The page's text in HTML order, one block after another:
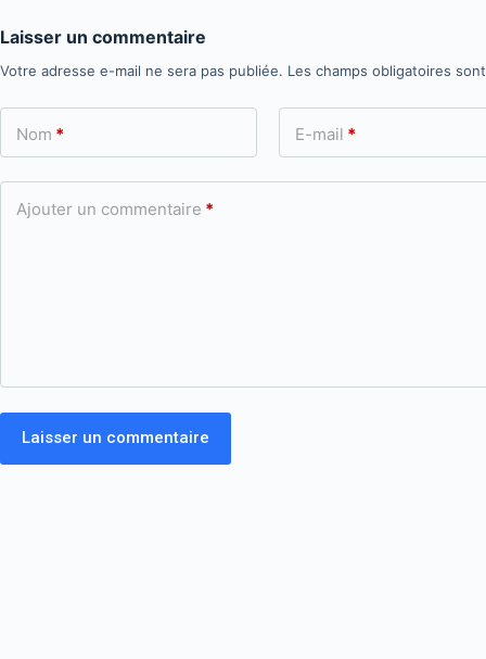
Laisser un commentaire
Votre adresse e-mail ne sera pas publiée. Les champs obligatoires
Nom * E-mail *
Ajouter un commentaire *
Laisser un commentaire